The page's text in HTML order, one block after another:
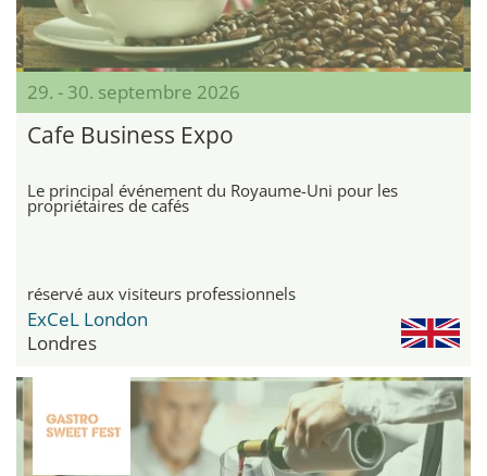
29. - 30. septembre 2026
Cafe Business Expo
Le principal événement du Royaume-Uni pour les
propriétaires de cafés
réservé aux visiteurs professionnels
ExCeL London
Londres